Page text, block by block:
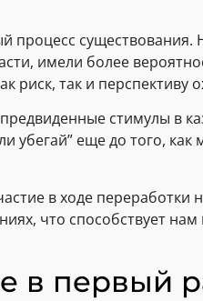
процесс существования.
имели более
риск, так и перспективу
стимулы в
убегай” еще до того,
в ходе переработки
что способствует нам
в первый